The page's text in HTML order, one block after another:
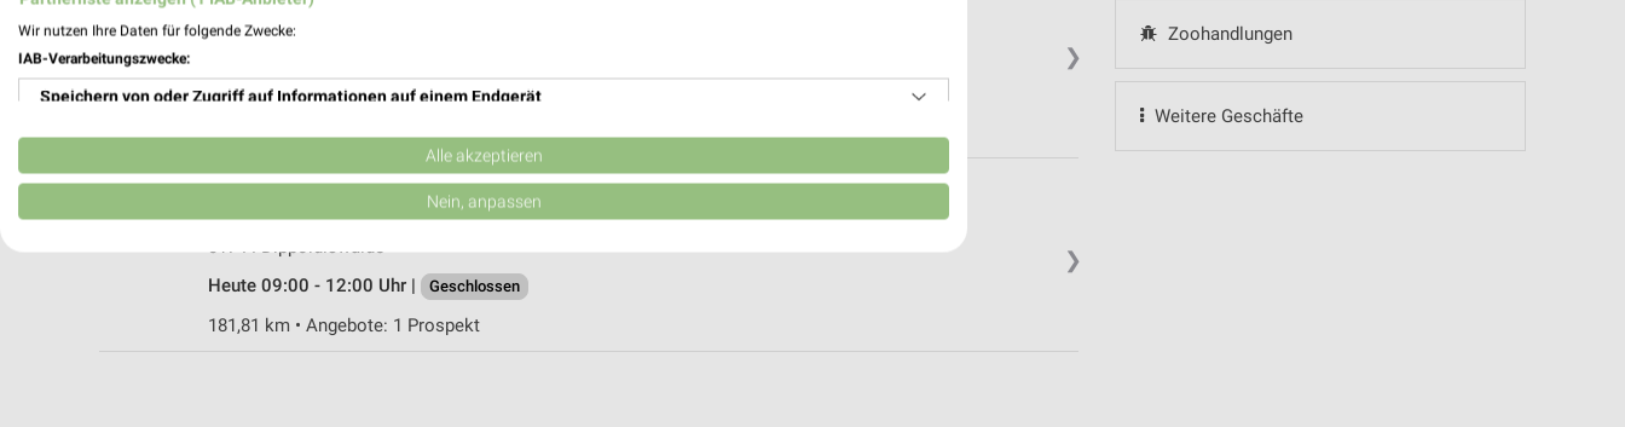
Zoohandlungen
Weitere Geschäfte
❯
01705 Freital
Heute 09:00 - 18:00 Uhr | Geöffnet
❯
Freiberger Straße 1
01744 Dippoldiswalde
Heute 09:00 - 12:00 Uhr |
Geschlossen
181,81 km • Angebote: 1 Prospekt
Wir nutzen Ihre Daten für folgende Zwecke:
IAB-Verarbeitungszwecke:
Speichern von oder Zugriff auf Informationen auf einem Endgerät
Verwendung reduzierter Daten zur Auswahl von Werbeanzeigen
Erstellung von Profilen für personalisierte Werbung
Erstellung von Profilen zur Personalisierung von Inhalten
Alle akzeptieren
Nein, anpassen